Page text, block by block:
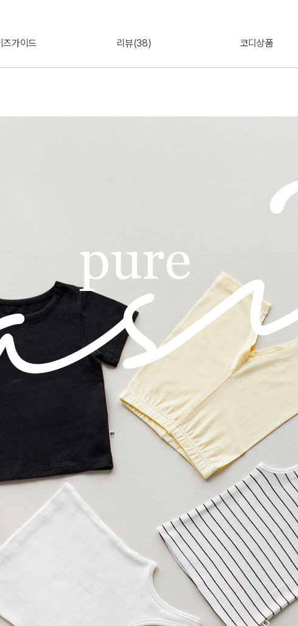
즈가이드 리뷰(38) 코디상품